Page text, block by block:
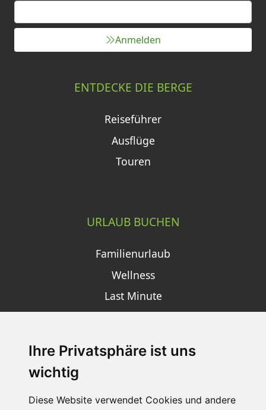
Ihre Privatsphäre ist uns
wichtig
Diese Website verwendet Cookies und andere
Anmelden
ENTDECKE DIE BERGE
Reiseführer
Ausflüge
Touren
URLAUB BUCHEN
Familienurlaub
Wellness
Last Minute
SCHNEEHÖHEN SKI APP
Die Schneehoehen Ski APP für iOS und Android - Ein
Muss für alle Wintersportler und Schneefreaks!